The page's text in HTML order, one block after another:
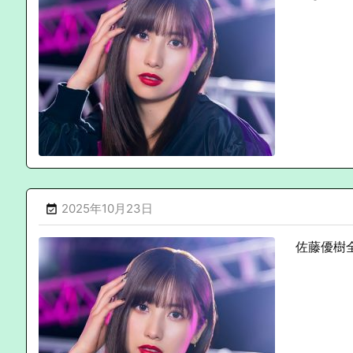
 2025年10月23日
佐藤優樹